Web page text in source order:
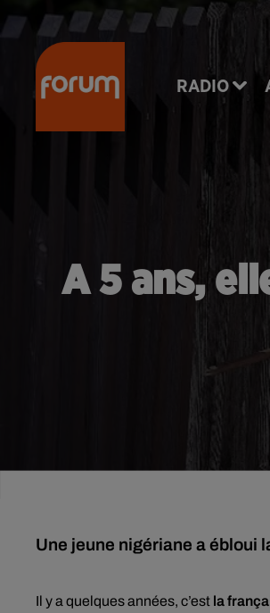
RADIO
A 5 ans,
Une jeune nigériane a ébloui
Il y a quelques années, c’est la